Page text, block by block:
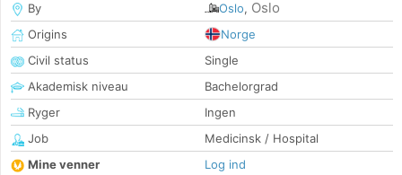
By
Oslo, Oslo
Origins
Norge
Civil status
Single
Akademisk niveau
Bachelorgrad
Ryger
Ingen
Job
Medicinsk / Hospital
Mine venner
Log ind